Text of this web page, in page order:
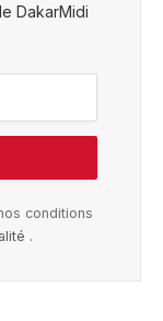
DakarMidi
conditions
.